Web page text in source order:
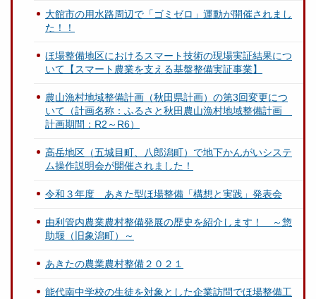
大館市の用水路周辺で「ゴミゼロ」運動が開催されまし
た！！
ほ場整備地区におけるスマート技術の現場実証結果につ
いて【スマート農業を支える基盤整備実証事業】
農山漁村地域整備計画（秋田県計画）の第3回変更につ
いて（計画名称：ふるさと秋田農山漁村地域整備計画
計画期間：R2～R6）
高岳地区（五城目町、八郎潟町）で地下かんがいシステ
ム操作説明会が開催されました！
令和３年度 あきた型ほ場整備「構想と実践」発表会
由利管内農業農村整備発展の歴史を紹介します！ ～惣
助堰（旧象潟町）～
あきたの農業農村整備２０２１
能代南中学校の生徒を対象とした企業訪問でほ場整備工